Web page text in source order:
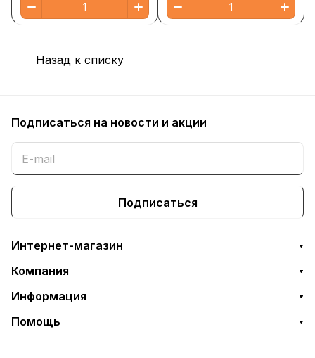
Назад к списку
Подписаться на новости и акции
Подписаться
Интернет-магазин
Компания
Информация
Помощь